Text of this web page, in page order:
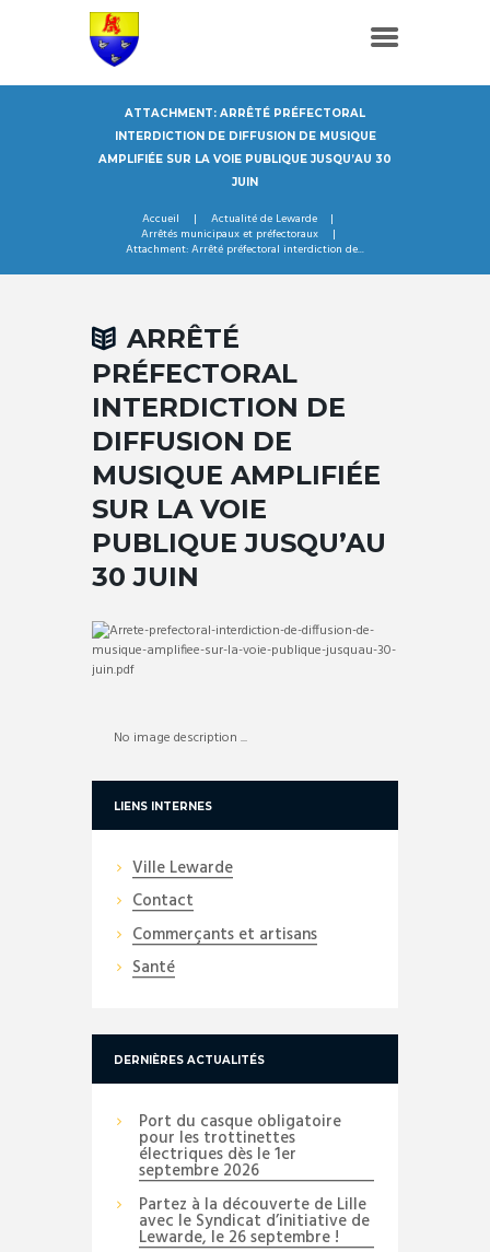
ATTACHMENT: ARRÊTÉ PRÉFECTORAL
INTERDICTION DE DIFFUSION DE MUSIQUE
AMPLIFIÉE SUR LA VOIE PUBLIQUE JUSQU’AU 30
JUIN
Accueil
Actualité de Lewarde
Arrêtés municipaux et préfectoraux
Attachment: Arrêté préfectoral interdiction de...
ARRÊTÉ
PRÉFECTORAL
INTERDICTION DE
DIFFUSION DE
MUSIQUE AMPLIFIÉE
SUR LA VOIE
PUBLIQUE JUSQU’AU
30 JUIN
No image description ...
LIENS INTERNES
Ville Lewarde
Contact
Commerçants et artisans
Santé
DERNIÈRES ACTUALITÉS
Port du casque obligatoire
pour les trottinettes
électriques dès le 1er
septembre 2026
Partez à la découverte de Lille
avec le Syndicat d’initiative de
Lewarde, le 26 septembre !